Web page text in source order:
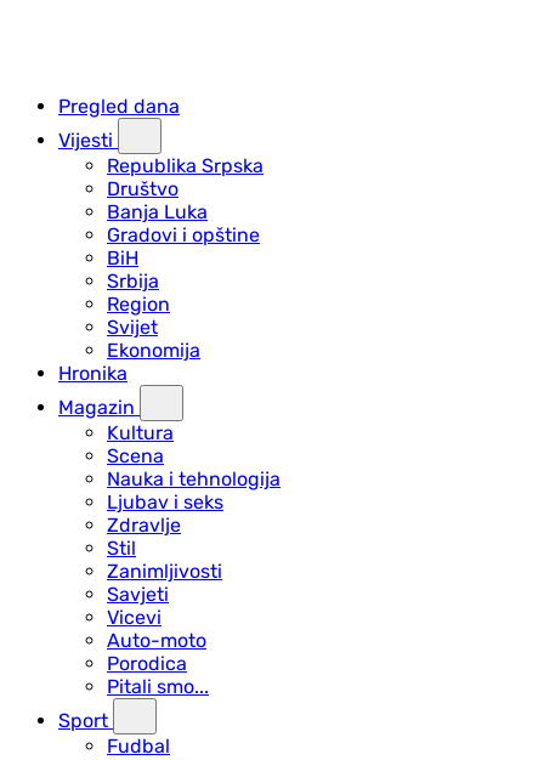
Pregled dana
Vijesti
Republika Srpska
Društvo
Banja Luka
Gradovi i opštine
BiH
Srbija
Region
Svijet
Ekonomija
Hronika
Magazin
Kultura
Scena
Nauka i tehnologija
Ljubav i seks
Zdravlje
Stil
Zanimljivosti
Savjeti
Vicevi
Auto-moto
Porodica
Pitali smo...
Sport
Fudbal